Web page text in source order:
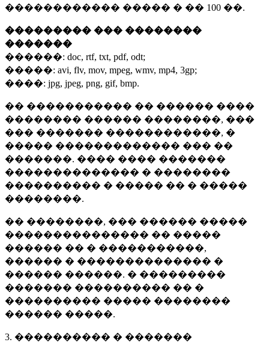
������������ ����� � �� 100 ��.
��������� ��� ��������
�������
������: doc, rtf, txt, pdf, odt;
�����: avi, flv, mov, mpeg, wmv, mp4, 3gp;
����: jpg, jpeg, png, gif, bmp.
�� ����������� �� ������ ����
�������� ������ ��������, ���
��� ������� ������������, �
����� ������������� ��� ��
�������. ���� ���� �������
�������������� � ��������
���������� � ����� �� � �����
��������.
�� ��������, ��� ������ �����
��������������� �� �����
������ �� � �����������,
������ � �������������� �
������ ������. � ���������
������� ���������� �� �
���������� ����� ��������
������ �����.
3. ���������� � �������